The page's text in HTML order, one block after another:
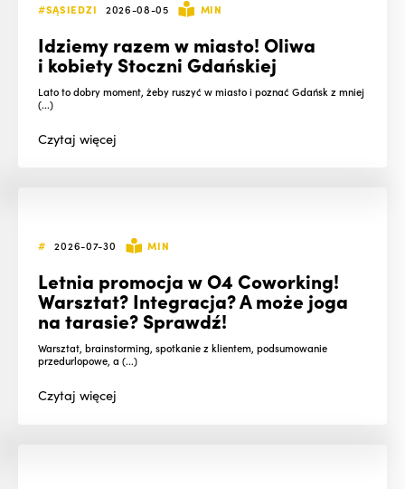
#SĄSIEDZI 2026-08-05 MIN
Idziemy razem w miasto! Oliwa
i kobiety Stoczni Gdańskiej
Lato to dobry moment, żeby ruszyć w miasto i poznać Gdańsk z mniej
(...)
Czytajwięcej
# 2026-07-30 MIN
Letnia promocja w O4 Coworking!
Warsztat? Integracja? A może joga
na tarasie? Sprawdź!
Warsztat, brainstorming, spotkanie z klientem, podsumowanie
przedurlopowe, a (...)
Czytajwięcej